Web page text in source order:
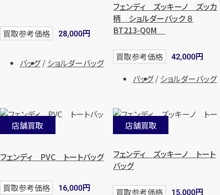
買取参考価格 28,000円
バッグ ショルダーバッグ
フェンディ ズッキーノ ズッカ
柄 ショルダーバック ８
BT213-Q0M
買取参考価格 42,000円
バッグ
ショルダーバッグ
店舗買取
フェンディ PVC トートバッグ
買取参考価格 16,000円
店舗買取
フェンディ ズッキーノ トート
バッグ
買取参考価格 15,000円